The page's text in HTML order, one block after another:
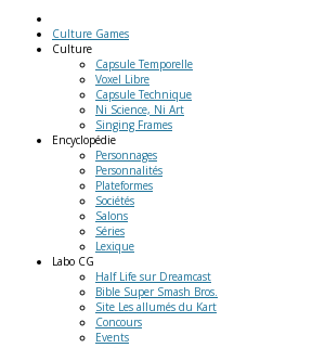
Culture Games
Culture
Capsule Temporelle
Voxel Libre
Capsule Technique
Ni Science, Ni Art
Singing Frames
Encyclopédie
Personnages
Personnalités
Plateformes
Sociétés
Salons
Séries
Lexique
Labo CG
Half Life sur Dreamcast
Bible Super Smash Bros.
Site Les allumés du Kart
Concours
Events